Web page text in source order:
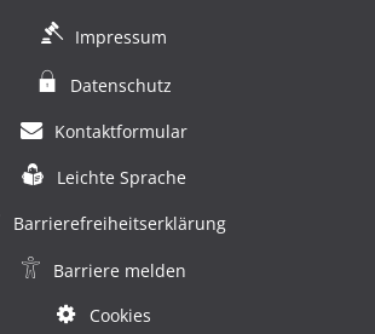
Impressum
Datenschutz
Kontaktformular
Leichte Sprache
Barrierefreiheitserklärung
Barriere melden
Cookies